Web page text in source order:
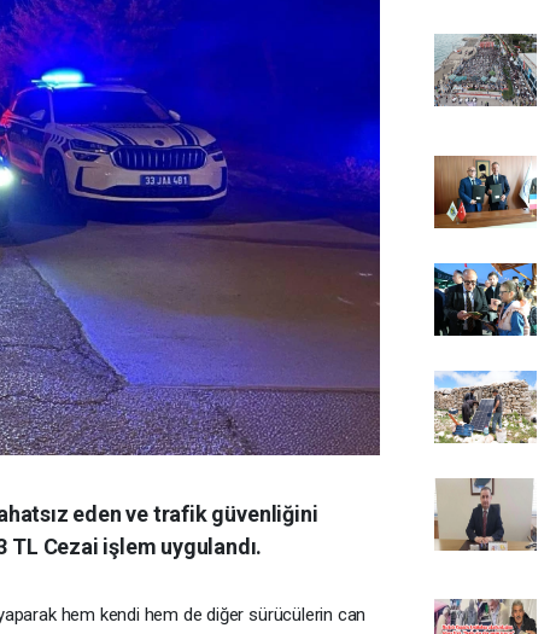
eden ve trafik güvenliğini
Cezai işlem uygulandı.
hem kendi hem de diğer sürücülerin can